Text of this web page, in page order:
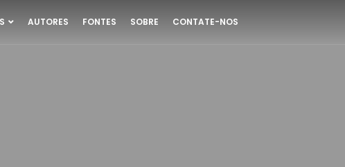
AUTORES FONTES SOBRE CONTATE-NOS